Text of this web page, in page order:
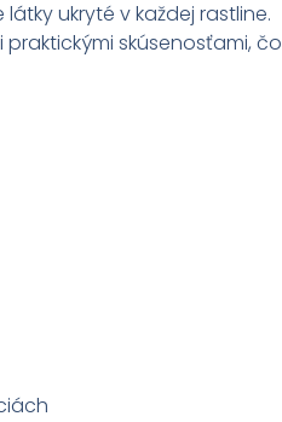
ukryté v každej rastline.
skúsenosťami, čo